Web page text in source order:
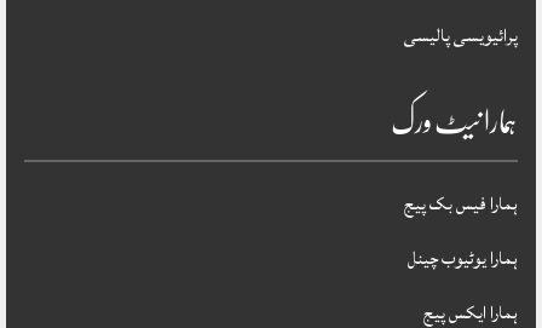
پرائیویسی پالیسی
ہمارا نیٹ ورک
ہمارا فیس بک پیج
ہمارا یوٹیوب چینل
ہمارا ایکس پیج